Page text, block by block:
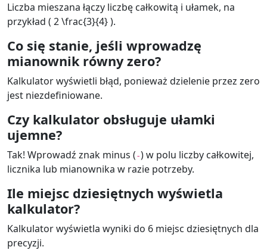
Liczba mieszana łączy liczbę całkowitą i ułamek, na
przykład ( 2 \frac{3}{4} ).
Co się stanie, jeśli wprowadzę
mianownik równy zero?
Kalkulator wyświetli błąd, ponieważ dzielenie przez zero
jest niezdefiniowane.
Czy kalkulator obsługuje ułamki
ujemne?
Tak! Wprowadź znak minus (-) w polu liczby całkowitej,
licznika lub mianownika w razie potrzeby.
Ile miejsc dziesiętnych wyświetla
kalkulator?
Kalkulator wyświetla wyniki do 6 miejsc dziesiętnych dla
precyzji.